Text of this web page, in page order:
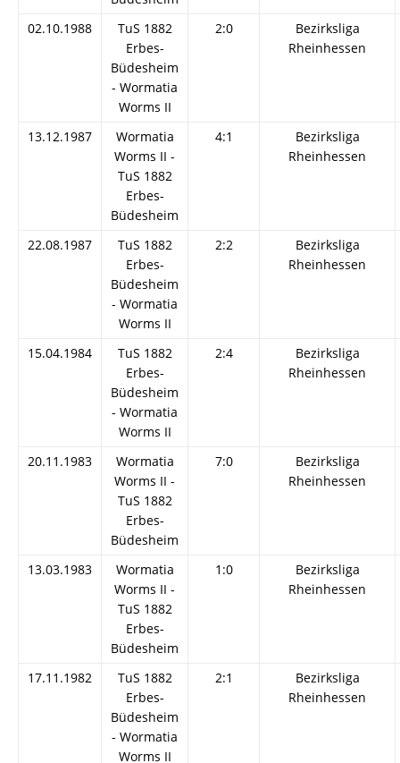
02.10.1988
TuS 1882
Erbes-
Büdesheim
- Wormatia
Worms II
2:0
Bezirksliga
Rheinhessen
13.12.1987
Wormatia
Worms II -
TuS 1882
Erbes-
Büdesheim
4:1
Bezirksliga
Rheinhessen
22.08.1987
TuS 1882
Erbes-
Büdesheim
- Wormatia
Worms II
2:2
Bezirksliga
Rheinhessen
15.04.1984
TuS 1882
Erbes-
Büdesheim
- Wormatia
Worms II
2:4
Bezirksliga
Rheinhessen
20.11.1983
Wormatia
Worms II -
TuS 1882
Erbes-
Büdesheim
7:0
Bezirksliga
Rheinhessen
13.03.1983
Wormatia
Worms II -
TuS 1882
Erbes-
Büdesheim
1:0
Bezirksliga
Rheinhessen
17.11.1982
TuS 1882
Erbes-
Büdesheim
- Wormatia
Worms II
2:1
Bezirksliga
Rheinhessen